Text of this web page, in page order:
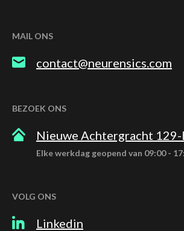
MAIL ONS
contact@neurensics.com
BEZOEK ONS
Nieuwe Achtergracht 129-
Elke werkdag geopend van 09:00 -
VOLG ONS
Linkedin